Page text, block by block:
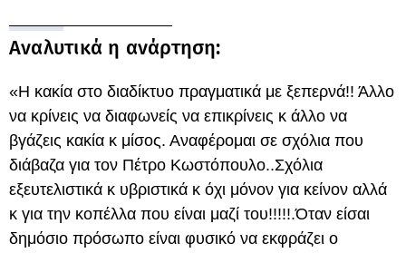
Αναλυτικά η ανάρτηση:
«Η κακία στο διαδίκτυο πραγματικά με ξεπερνά!! Άλλο
να κρίνεις να διαφωνείς να επικρίνεις κ άλλο να
βγάζεις κακία κ μίσος. Αναφέρομαι σε σχόλια που
διάβαζα για τον Πέτρο Κωστόπουλο..Σχόλια
εξευτελιστικά κ υβριστικά κ όχι μόνον για κείνον αλλά
κ για την κοπέλλα που είναι μαζί του!!!!!.Όταν είσαι
δημόσιο πρόσωπο είναι φυσικό να εκφράζει ο